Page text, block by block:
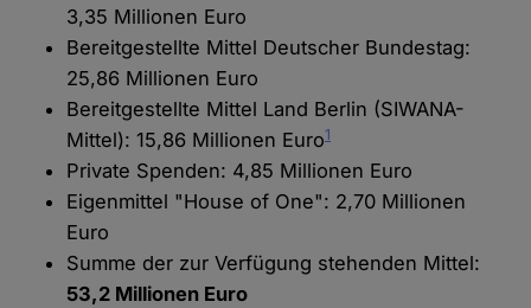
3,35 Millionen Euro
Bereitgestellte Mittel Deutscher Bundestag:
25,86 Millionen Euro
Bereitgestellte Mittel Land Berlin (SIWANA-
Mittel): 15,86 Millionen Euro1
Private Spenden: 4,85 Millionen Euro
Eigenmittel "House of One": 2,70 Millionen
Euro
Summe der zur Verfügung stehenden Mittel:
53,2 Millionen Euro